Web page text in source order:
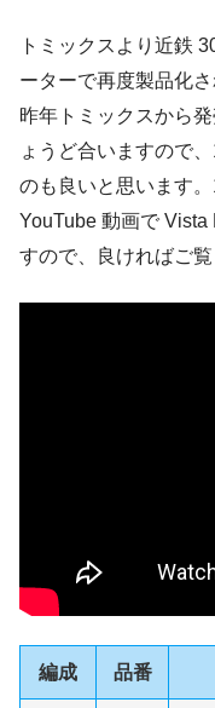
トミックスより近鉄
ーターで再度製品化さ
昨年トミックスから
ょうど合いますので
のも良いと思います
YouTube 動画で Vista
すので、良ければご覧
編成 品番